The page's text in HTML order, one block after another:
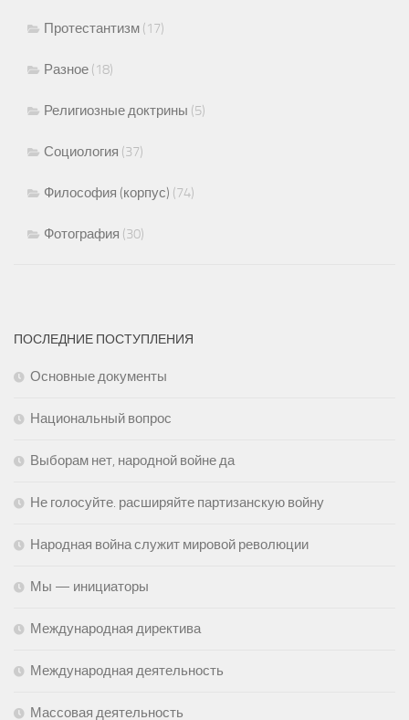
Протестантизм (17)
Разное (18)
Религиозные доктрины (5)
Социология (37)
Философия (корпус) (74)
Фотография (30)
ПОСЛЕДНИЕ ПОСТУПЛЕНИЯ
Основные документы
Национальный вопрос
Выборам нет, народной войне да
Не голосуйте. расширяйте партизанскую войну
Народная война служит мировой революции
Мы — инициаторы
Международная директива
Международная деятельность
Массовая деятельность